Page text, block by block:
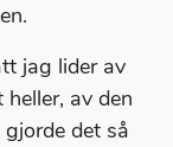
jag lider av
av den
det så